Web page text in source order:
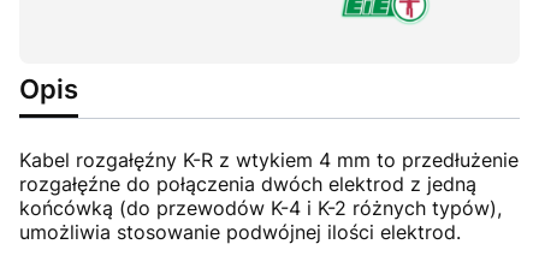
Opis
Kabel rozgałęźny K-R z wtykiem 4 mm to przedłużenie
rozgałęźne do połączenia dwóch elektrod z jedną
końcówką (do przewodów K-4 i K-2 różnych typów),
umożliwia stosowanie podwójnej ilości elektrod.